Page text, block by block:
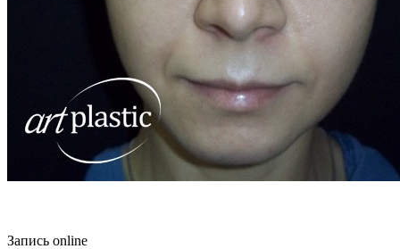
Запись online